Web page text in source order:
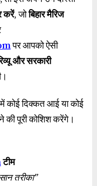
करें, जोबिहार मैरिज
पर आपको ऐसी
और सरकारी
दिक्कत आई या कोई
पूरी कोशिश करेंगे।
टीम
तरीका”